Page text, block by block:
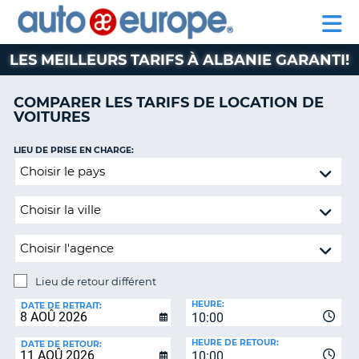
LOCATION
DE
VOITURES
CAMPING-
CAR
PARTENAIRE
SUPPORT
CLIENT
AUTO
EUROPE
LOCATION
DE
VOITURES
CAMPING-
PARTENAIRE
SUPPORT
COMPTE
MA
LANGUAGE
LES MEILLEURS TARIFS À ALBANIE GARANTI!
COMPARER LES TARIFS DE LOCATION DE
VOITURES
Lieu
retour
LIEU DE PRISE EN CHARGE:
Lieu de retour différent
DE
RETOUR:
DATE DE RETRAIT:
10:00
HEURE:
DATE DE RETOUR:
10:00
HEURE DE RETOUR: